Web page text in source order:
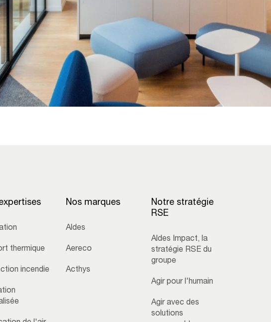
thermique
incendie
Nos marques
Aldes
Aereco
Acthys
Notre stratégie
RSE
Aldes Impact, la
stratégie RSE du
groupe
Agir pour l'humain
Agir avec des
solutions